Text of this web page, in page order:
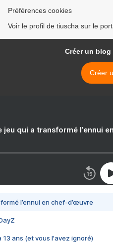
Préférences cookies
Voir le profil de tiuscha sur le
Créer un
Créer
jeu qui a transformé l’ennui
l’ennui en chef-d’œuvre
13 ans (et vous l'avez ignoré)